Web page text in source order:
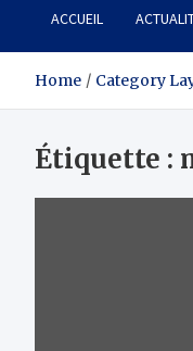
ACCUEIL
Home Category
Étiquette :